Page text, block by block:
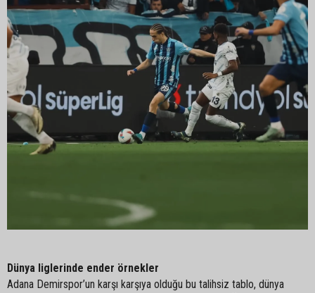
Dünya liglerinde ender örnekler
Adana Demirspor’un karşı karşıya olduğu bu talihsiz tablo, dünya